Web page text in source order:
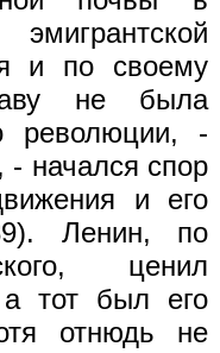
и по своему
не была
революции, -
- начался спор
и его
Ленин, по
ценил
тот был его
отнюдь не